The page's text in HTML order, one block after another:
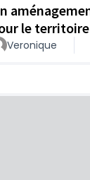
le
Veronique